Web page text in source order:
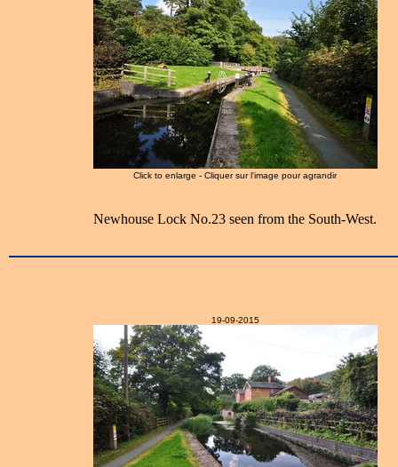
Click to enlarge - Cliquer sur l'image pour agrandir
Newhouse Lock No.23 seen from the South-West.
19-09-2015